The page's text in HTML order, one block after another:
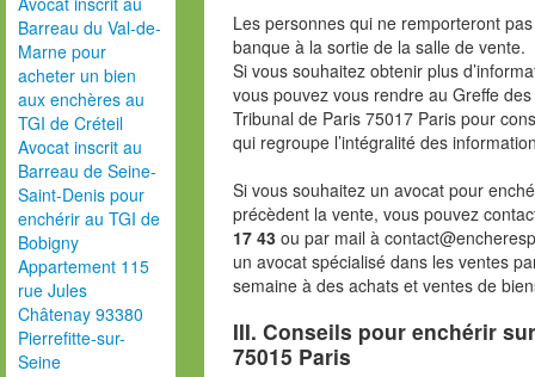
Barreau du Val-de-
Marne pour
acheter un bien
aux enchères au
TGI de Créteil
Avocat inscrit au
Barreau de Seine-
Saint-Denis pour
enchérir au TGI de
Bobigny
Appartement 115
rue Jules
Châtenay 93380
Pierrefitte-sur-
Seine
Les personnes qui ne remporteront
banque à la sortie de la salle de vente.
Si vous souhaitez obtenir plus
vous pouvez vous rendre au Greffe
Tribunal de Paris 75017 Paris pour
qui regroupe l’intégralité des
Si vous souhaitez un avocat pour
précèdent la vente, vous pouvez
17 43 ou par mail à
un avocat spécialisé dans les ventes
semaine à des achats et ventes de
III. Conseils pour enchérir
75015 Paris